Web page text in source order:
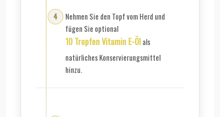
Nehmen Sie den Topf vom Herd und
fügen Sie optional
10 Tropfen Vitamin E-Ölals
natürliches Konservierungsmittel
hinzu.